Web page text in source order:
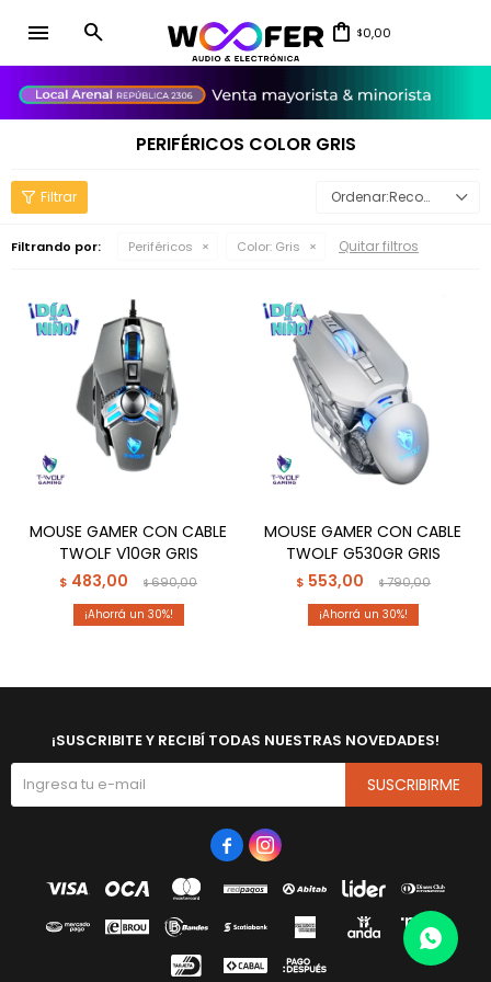
menu $0,00
PERIFÉRICOS COLOR GRIS
Recomendados
Filtrando por: Periféricos Color: Gris Quitar filtros
MOUSE GAMER CON CABLE
TWOLF V10GR GRIS
$ 483,00 $690,00
30
MOUSE GAMER CON CABLE
TWOLF G530GR GRIS
$ 553,00 $790,00
30
¡SUSCRIBITE Y RECIBÍ TODAS NUESTRAS NOVEDADES!
SUSCRIBIRME
 
close